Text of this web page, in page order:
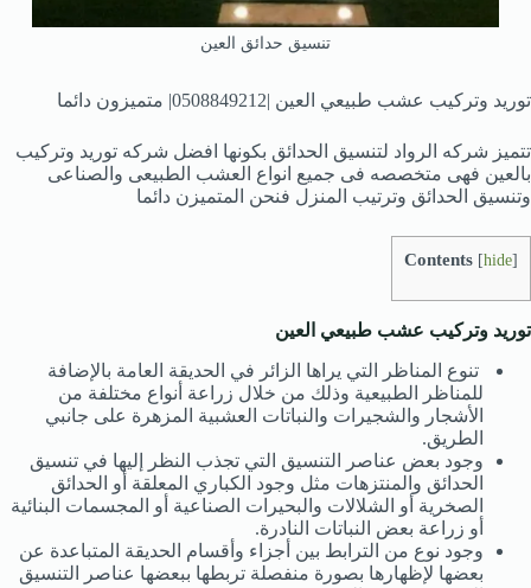
تنسيق حدائق العين
توريد وتركيب عشب طبيعي العين |0508849212| متميزون دائما
تتميز شركه الرواد لتنسيق الحدائق بكونها افضل شركه توريد وتركيب
بالعين فهى متخصصه فى جميع انواع العشب الطبيعى والصناعى
وتنسيق الحدائق وترتيب المنزل فنحن المتميزن دائما
Contents [hide]
توريد وتركيب عشب طبيعي العين
تنوع المناظر التي يراها الزائر في الحديقة العامة بالإضافة
للمناظر الطبيعية وذلك من خلال زراعة أنواع مختلفة من
الأشجار والشجيرات والنباتات العشبية المزهرة على جانبي
الطريق.
وجود بعض عناصر التنسيق التي تجذب النظر إليها في تنسيق
الحدائق والمنتزهات مثل وجود الكباري المعلقة أو الحدائق
الصخرية أو الشلالات والبحيرات الصناعية أو المجسمات البنائية
أو زراعة بعض النباتات النادرة.
وجود نوع من الترابط بين أجزاء وأقسام الحديقة المتباعدة عن
بعضها لإظهارها بصورة منفصلة تربطها ببعضها عناصر التنسيق